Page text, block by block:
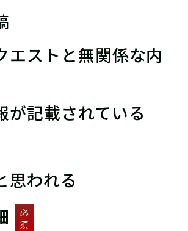
エストと無関係な内
が記載されている
思われる
必
須